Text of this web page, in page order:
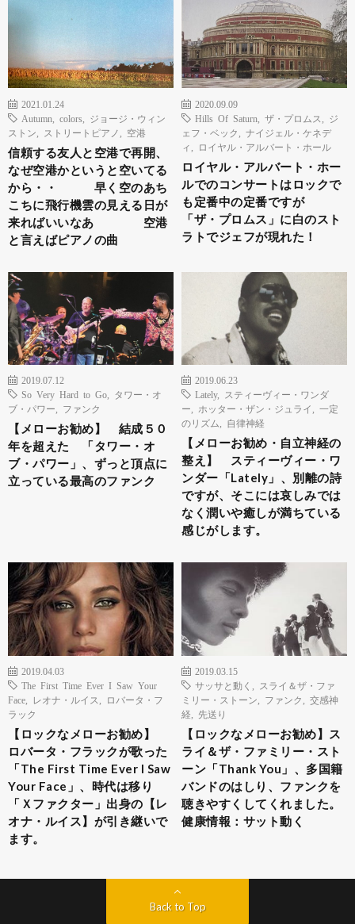
2021.01.24
Autumn
colors
ジョージ・ウィン
ストン
ストリートピアノ 空港
信頼する友人と空港で再開、
なぜ空港かというと空いてる
から・・ 早く空のあち
こちに飛行機雲の見える日が
来ればいいなあ 空港
と言えばピアノの曲
2020.09.09
Hills Of Saturn
ザ・プロムス
ジ
ェフ・ベック
ナイジェル・ケネデ
ィ
ロイヤル・アルバート・ホール
ロイヤル・アルバート・ホー
ルでのコンサートはロックで
も定番中の定番ですが
「ザ・プロムス」に白のスト
ラトでジェフが現れた！
2019.07.12
So Very Hard to Go
タワー・オ
ブ・パワー
ファンク
【メローお勧め】 結成５０
年を超えた 「タワー・オ
ブ・パワー」、ずっと頂点に
立っている最高のファンク
2019.06.23
Lately,
スティーヴィー・ワンダ
ー
ホッター・ザン・ジュライ
一定
のリズム
自律神経
【メローお勧め・自立神経の
整え】 スティーヴィー・ワ
ンダー「Lately」、別離の詩
ですが、そこには哀しみでは
なく潤いや癒しが満ちている
感じがします。
2019.04.03
The First Time Ever I Saw Your
Face
レオナ・ルイス
ロバータ・フ
ラック
【ロックなメローお勧め】
ロバータ・フラックが歌った
「The First Time Ever I Saw
Your Face」、時代は移り
「Ｘファクター」出身の【レ
オナ・ルイス】が引き継いで
ます。
2019.03.15
サッサと動く
スライ＆ザ・ファ
ミリー・ストーン
ファンク
交感神
経
先送り
【ロックなメローお勧め】ス
ライ＆ザ・ファミリー・スト
ーン「Thank You」、多国籍
バンドのはしり、ファンクを
聴きやすくしてくれました。
健康情報：サット動く
Back to Top